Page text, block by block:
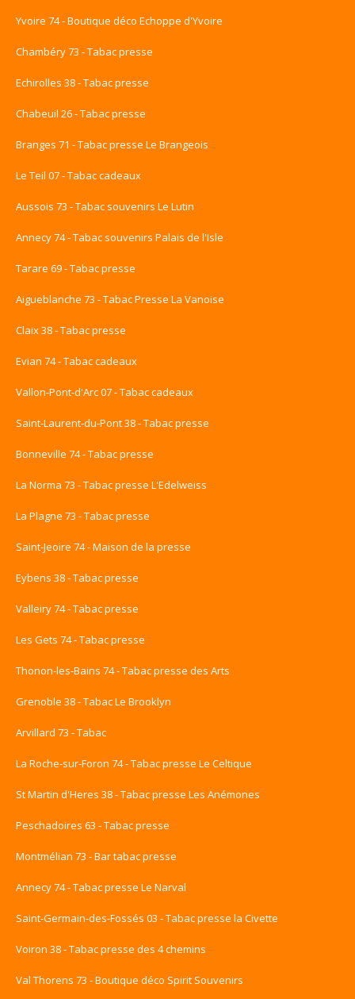
Yvoire 74 - Boutique déco Echoppe d'Yvoire
Chambéry 73 - Tabac presse
Echirolles 38 - Tabac presse
Chabeuil 26 - Tabac presse
Branges 71 - Tabac presse Le Brangeois
Le Teil 07 - Tabac cadeaux
Aussois 73 - Tabac souvenirs Le Lutin
Annecy 74 - Tabac souvenirs Palais de l'Isle
Tarare 69 - Tabac presse
Aigueblanche 73 - Tabac Presse La Vanoise
Claix 38 - Tabac presse
Evian 74 - Tabac cadeaux
Vallon-Pont-d'Arc 07 - Tabac cadeaux
Saint-Laurent-du-Pont 38 - Tabac presse
Bonneville 74 - Tabac presse
La Norma 73 - Tabac presse L'Edelweiss
La Plagne 73 - Tabac presse
Saint-Jeoire 74 - Maison de la presse
Eybens 38 - Tabac presse
Valleiry 74 - Tabac presse
Les Gets 74 - Tabac presse
Thonon-les-Bains 74 - Tabac presse des Arts
Grenoble 38 - Tabac Le Brooklyn
Arvillard 73 - Tabac
La Roche-sur-Foron 74 - Tabac presse Le Celtique
St Martin d'Heres 38 - Tabac presse Les Anémones
Peschadoires 63 - Tabac presse
Montmélian 73 - Bar tabac presse
Annecy 74 - Tabac presse Le Narval
Saint-Germain-des-Fossés 03 - Tabac presse la Civette
Voiron 38 - Tabac presse des 4 chemins
Val Thorens 73 - Boutique déco Spirit Souvenirs